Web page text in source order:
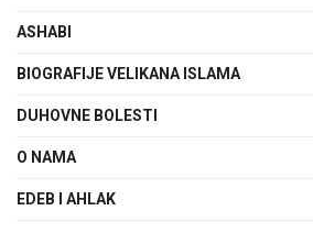
ASHABI
BIOGRAFIJE VELIKANA ISLAMA
DUHOVNE BOLESTI
O NAMA
EDEB I AHLAK